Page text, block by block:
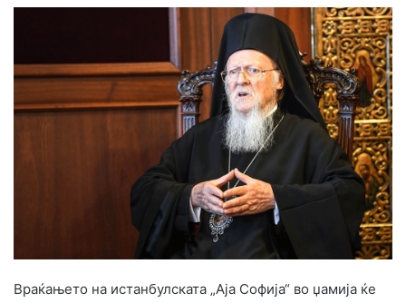
Враќањето на истанбулската „Аја Софија“ во џамија ќе